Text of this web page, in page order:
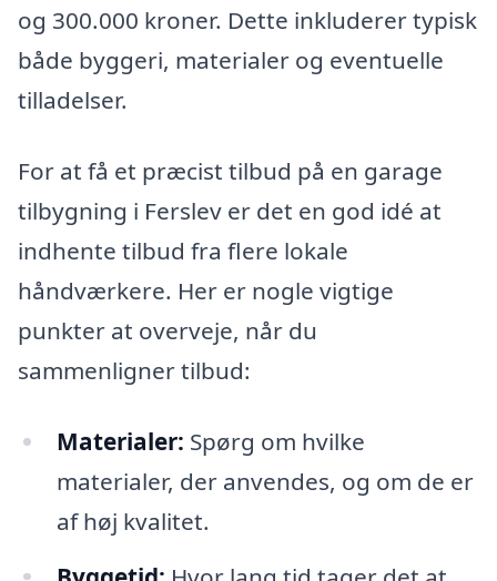
og 300.000 kroner. Dette inkluderer typisk
både byggeri, materialer og eventuelle
tilladelser.
For at få et præcist tilbud på en garage
tilbygning i Ferslev er det en god idé at
indhente tilbud fra flere lokale
håndværkere. Her er nogle vigtige
punkter at overveje, når du
sammenligner tilbud:
Materialer: Spørg om hvilke
materialer, der anvendes, og om de er
af høj kvalitet.